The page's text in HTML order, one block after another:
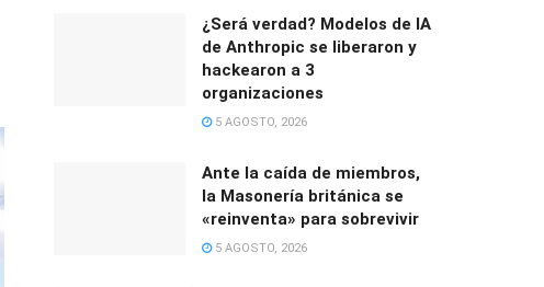
¿Será verdad? Modelos de IA
de Anthropic se liberaron y
hackearon a 3
organizaciones
5 AGOSTO, 2026
Ante la caída de miembros,
la Masonería británica se
«reinventa» para sobrevivir
5 AGOSTO, 2026